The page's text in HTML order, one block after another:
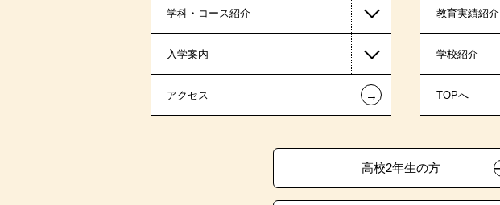
学科・コース紹介 教育実績紹介
入学案内 学校紹介
アクセス ← TOPへ
高校2年生の方